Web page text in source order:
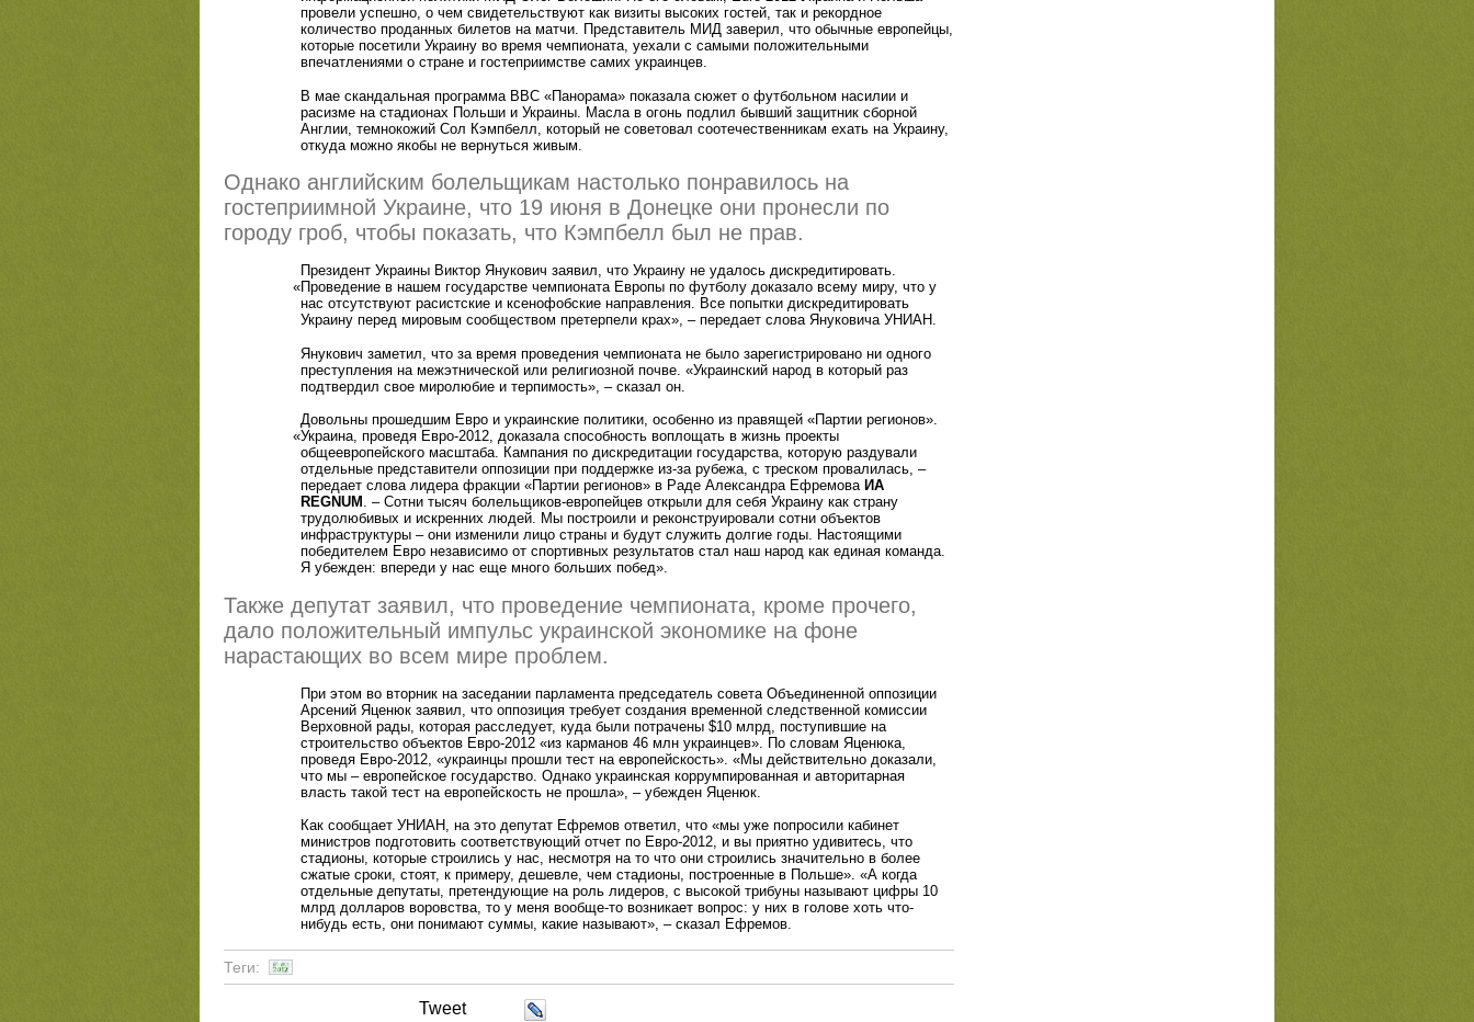
провели успешно, о чем свидетельствуют как визиты высоких гостей, так и рекордное
количество проданных билетов на матчи. Представитель МИД заверил, что обычные европейцы,
которые посетили Украину во время чемпионата, уехали с самыми положительными
впечатлениями о стране и гостеприимстве самих украинцев.
В мае скандальная программа BBC «Панорама» показала сюжет о футбольном насилии и
расизме на стадионах Польши и Украины. Масла в огонь подлил бывший защитник сборной
Англии, темнокожий Сол Кэмпбелл, который не советовал соотечественникам ехать на Украину,
откуда можно якобы не вернуться живым.
Однако английским болельщикам настолько понравилось на
гостеприимной Украине, что 19 июня в Донецке они пронесли по
городу гроб, чтобы показать, что Кэмпбелл был не прав.
Президент Украины Виктор Янукович заявил, что Украину не удалось дискредитировать.
«Проведение в нашем государстве чемпионата Европы по футболу доказало всему миру, что у
нас отсутствуют расистские и ксенофобские направления. Все попытки дискредитировать
Украину перед мировым сообществом претерпели крах», – передает слова Януковича УНИАН.
Янукович заметил, что за время проведения чемпионата не было зарегистрировано ни одного
преступления на межэтнической или религиозной почве. «Украинский народ в который раз
подтвердил свое миролюбие и терпимость», – сказал он.
Довольны прошедшим Евро и украинские политики, особенно из правящей «Партии регионов».
«Украина, проведя Евро-2012, доказала способность воплощать в жизнь проекты
общеевропейского масштаба. Кампания по дискредитации государства, которую раздували
отдельные представители оппозиции при поддержке из-за рубежа, с треском провалилась, –
передает слова лидера фракции «Партии регионов» в Раде Александра Ефремова ИА
REGNUM . – Сотни тысяч болельщиков-европейцев открыли для себя Украину как страну
трудолюбивых и искренних людей. Мы построили и реконструировали сотни объектов
инфраструктуры – они изменили лицо страны и будут служить долгие годы. Настоящими
победителем Евро независимо от спортивных результатов стал наш народ как единая команда.
Я убежден: впереди у нас еще много больших побед».
Также депутат заявил, что проведение чемпионата, кроме прочего,
дало положительный импульс украинской экономике на фоне
нарастающих во всем мире проблем.
При этом во вторник на заседании парламента председатель совета Объединенной оппозиции
Арсений Яценюк заявил, что оппозиция требует создания временной следственной комиссии
Верховной рады, которая расследует, куда были потрачены $10 млрд, поступившие на
строительство объектов Евро-2012 «из карманов 46 млн украинцев». По словам Яценюка,
проведя Евро-2012, «украинцы прошли тест на европейскость». «Мы действительно доказали,
что мы – европейское государство. Однако украинская коррумпированная и авторитарная
власть такой тест на европейскость не прошла», – убежден Яценюк.
Как сообщает УНИАН, на это депутат Ефремов ответил, что «мы уже попросили кабинет
министров подготовить соответствующий отчет по Евро-2012, и вы приятно удивитесь, что
стадионы, которые строились у нас, несмотря на то что они строились значительно в более
сжатые сроки, стоят, к примеру, дешевле, чем стадионы, построенные в Польше». «А когда
отдельные депутаты, претендующие на роль лидеров, с высокой трибуны называют цифры 10
млрд долларов воровства, то у меня вообще-то возникает вопрос: у них в голове хоть что-
нибудь есть, они понимают суммы, какие называют», – сказал Ефремов.
Теги:
Tweet